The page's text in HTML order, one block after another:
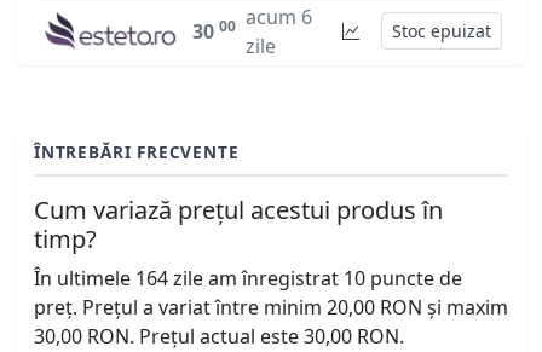
30 00 acum 6
zile
Stoc epuizat
ÎNTREBĂRI FRECVENTE
Cum variază prețul acestui produs în
timp?
În ultimele 164 zile am înregistrat 10 puncte de
preț. Prețul a variat între minim 20,00 RON și maxim
30,00 RON. Prețul actual este 30,00 RON.